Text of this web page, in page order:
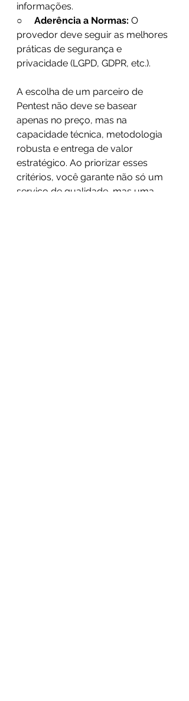
informações.
○ Aderência a Normas: O
provedor deve seguir as melhores
práticas de segurança e
privacidade (LGPD, GDPR, etc.).
A escolha de um parceiro de
Pentest não deve se basear
apenas no preço, mas na
capacidade técnica, metodologia
robusta e entrega de valor
estratégico. Ao priorizar esses
critérios, você garante não só um
serviço de qualidade, mas uma